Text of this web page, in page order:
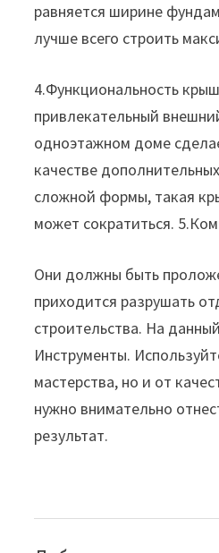
равняется ширине
лучше всего строить
4.Функциональность
привлекательный
одноэтажном доме
качестве
сложной формы, такая
может сократиться.
Они должны быть
приходится разрушать
строительства. На
Инструменты.
мастерства, но и от
нужно внимательно
результат.